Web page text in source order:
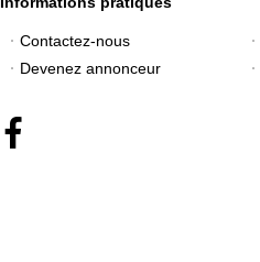
Contactez-nous
Devenez annonceur